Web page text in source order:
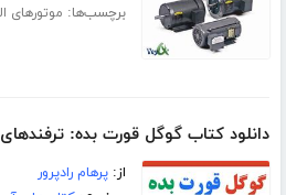
برچسب‌ها: موتورهای
دانلود کتاب گوگل قورت بده:
از:پرهام رادپرور